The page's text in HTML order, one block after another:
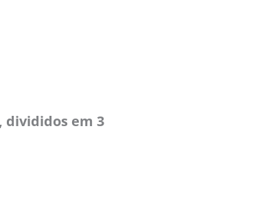
divididos em 3